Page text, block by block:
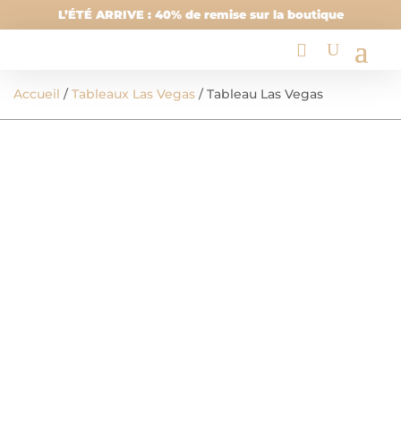
L’ÉTÉ ARRIVE : 40% de remise sur la boutique
Accueil /Tableaux Las Vegas / Tableau Las Vegas